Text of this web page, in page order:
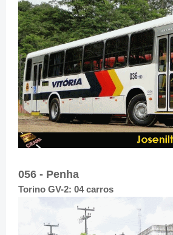
056 - Penha
Torino GV-2: 04 carros